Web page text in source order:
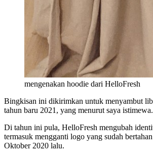
mengenakan hoodie dari HelloFresh
Bingkisan ini dikirimkan untuk menyambut
tahun baru 2021, yang menurut saya istimewa.
Di tahun ini pula, HelloFresh mengubah
termasuk mengganti logo yang sudah
Oktober 2020 lalu.